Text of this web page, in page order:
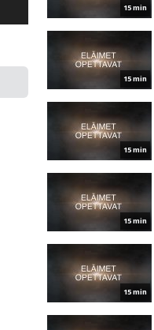
15 min
15 min
15 min
15 min
15 min